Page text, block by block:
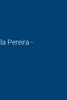
Pereira -